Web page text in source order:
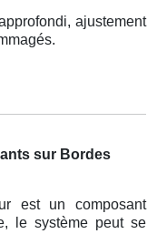
ajustement
sur Bordes
est un composant
le système peut se